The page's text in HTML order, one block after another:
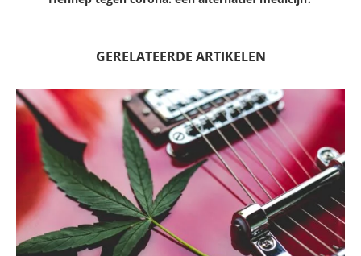
GERELATEERDE ARTIKELEN